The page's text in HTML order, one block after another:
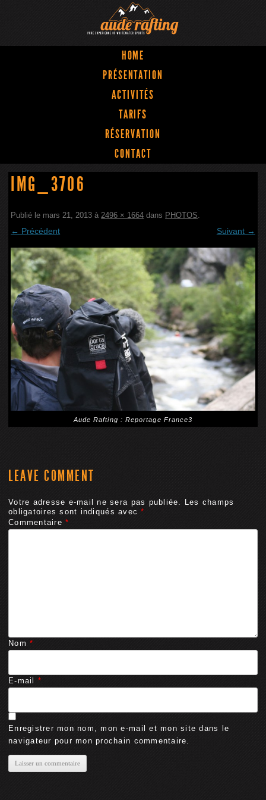
HOME
PRÉSENTATION
ACTIVITÉS
TARIFS
RÉSERVATION
CONTACT
IMG_3706
Publié le mars 21, 2013 à2496 × 1664 dans PHOTOS.
← Précédent Suivant →
Aude Rafting : Reportage France3
LEAVE COMMENT
Votre adresse e-mail ne sera pas publiée.
Les champs
obligatoires sont indiqués avec*
Commentaire*
Nom*
E-mail *
Enregistrer mon nom, mon e-mail et mon site dans le
navigateur pour mon prochain commentaire.